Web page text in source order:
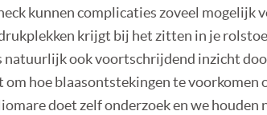
kunnen complicaties zoveel mogelijk
krijgt bij het zitten in je
natuurlijk ook voortschrijdend inzicht
om hoe blaasontstekingen te voorkomen
doet zelf onderzoek en we